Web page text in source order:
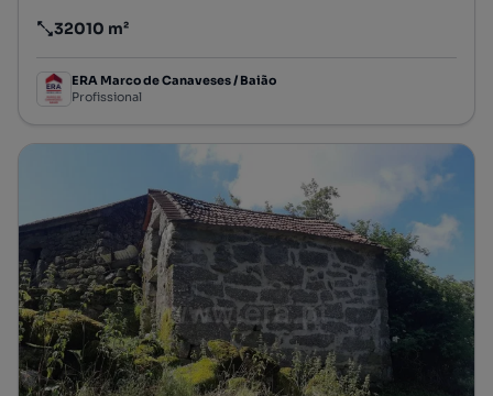
Preço por metro quadrado
32010 m²
ERA Marco de Canaveses / Baião
Profissional